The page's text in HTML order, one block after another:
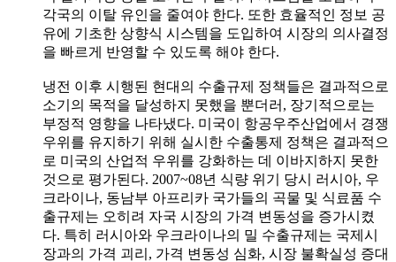
각국의 이탈 유인을 줄여야 한다. 또한 효율적인 정보 공
유에 기초한 상향식 시스템을 도입하여 시장의 의사결정
을 빠르게 반영할 수 있도록 해야 한다.
냉전 이후 시행된 현대의 수출규제 정책들은 결과적으로
소기의 목적을 달성하지 못했을 뿐더러, 장기적으로는
부정적 영향을 나타냈다. 미국이 항공우주산업에서 경쟁
우위를 유지하기 위해 실시한 수출통제 정책은 결과적으
로 미국의 산업적 우위를 강화하는 데 이바지하지 못한
것으로 평가된다. 2007~08년 식량 위기 당시 러시아, 우
크라이나, 동남부 아프리카 국가들의 곡물 및 식료품 수
출규제는 오히려 자국 시장의 가격 변동성을 증가시켰
다. 특히 러시아와 우크라이나의 밀 수출규제는 국제시
장과의 가격 괴리, 가격 변동성 심화, 시장 불확실성 증대